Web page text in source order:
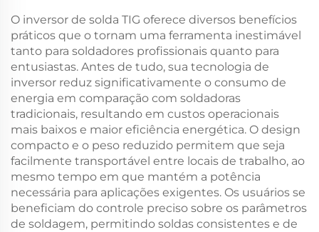
O inversor de solda TIG oferece diversos benefícios
práticos que o tornam uma ferramenta inestimável
tanto para soldadores profissionais quanto para
entusiastas. Antes de tudo, sua tecnologia de
inversor reduz significativamente o consumo de
energia em comparação com soldadoras
tradicionais, resultando em custos operacionais
mais baixos e maior eficiência energética. O design
compacto e o peso reduzido permitem que seja
facilmente transportável entre locais de trabalho, ao
mesmo tempo em que mantém a potência
necessária para aplicações exigentes. Os usuários se
beneficiam do controle preciso sobre os parâmetros
de soldagem, permitindo soldas consistentes e de